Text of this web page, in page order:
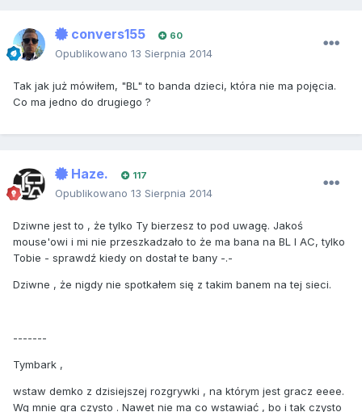
convers155 60
Opublikowano 13 Sierpnia 2014
Tak jak już mówiłem, "BL" to banda dzieci, która nie ma pojęcia.
Co ma jedno do drugiego ?
Haze. 117
Opublikowano 13 Sierpnia 2014
Dziwne jest to , że tylko Ty bierzesz to pod uwagę. Jakoś
mouse'owi i mi nie przeszkadzało to że ma bana na BL I AC, tylko
Tobie - sprawdź kiedy on dostał te bany -.-
Dziwne , że nigdy nie spotkałem się z takim banem na tej sieci.
-------
Tymbark ,
wstaw demko z dzisiejszej rozgrywki , na którym jest gracz eeee.
Wg mnie gra czysto . Nawet nie ma co wstawiać , bo i tak czysto